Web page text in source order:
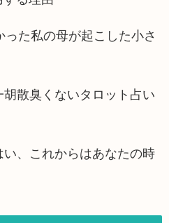
た私の母が起こした小さ
胡散臭くないタロット占い
い、これからはあなたの時